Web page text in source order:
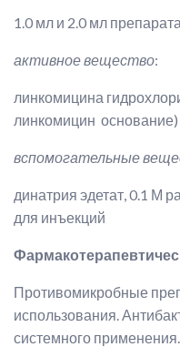
1.0 мл и 2.0 мл
активное вещество:
линкомицина
линкомицин основание)
вспомогательные
динатрия эдетат, 0.1 М
для инъекций
Противомикробные
использования.
системного